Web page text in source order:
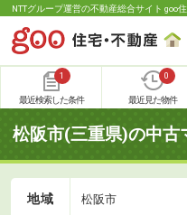
NTTグループ運営の不動産総合サイト goo
1
最近検索した条件
0
最近見た物件
松阪市(三重県)の中古
地域 松阪市